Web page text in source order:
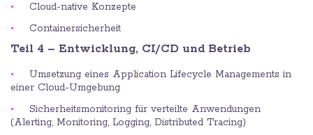
Cloud-native Konzepte
Containersicherheit
Teil 4 – Entwicklung, CI/CD und Betrieb
Umsetzung eines Application Lifecycle Managements in
einer Cloud-Umgebung
Sicherheitsmonitoring für verteilte Anwendungen
(Alerting, Monitoring, Logging, Distributed Tracing)